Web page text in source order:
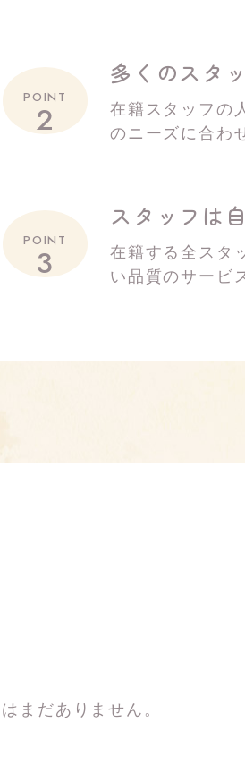
POINT
2
多くのスタ
在籍スタッフの
のニーズに合わ
POINT
3
スタッフは
在籍する全スタ
い品質のサービ
まだありません。